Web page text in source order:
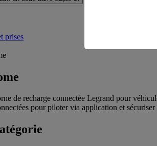
prises
de recharge connectée Legrand pour
pour piloter via application et